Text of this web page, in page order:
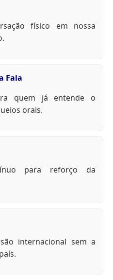
físico em nossa
Fala
quem já entende o
orais.
para reforço da
internacional sem a